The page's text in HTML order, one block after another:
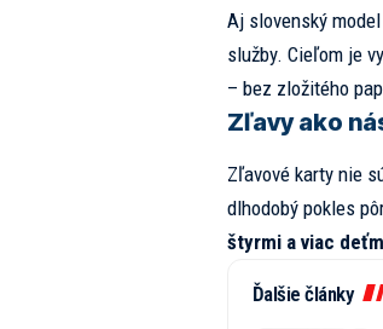
Aj slovenský
služby. Cieľom je
– bez zložitého
Zľavy ako
Zľavové karty nie
dlhodobý pokles
štyrmi a viac
Ďalšie články